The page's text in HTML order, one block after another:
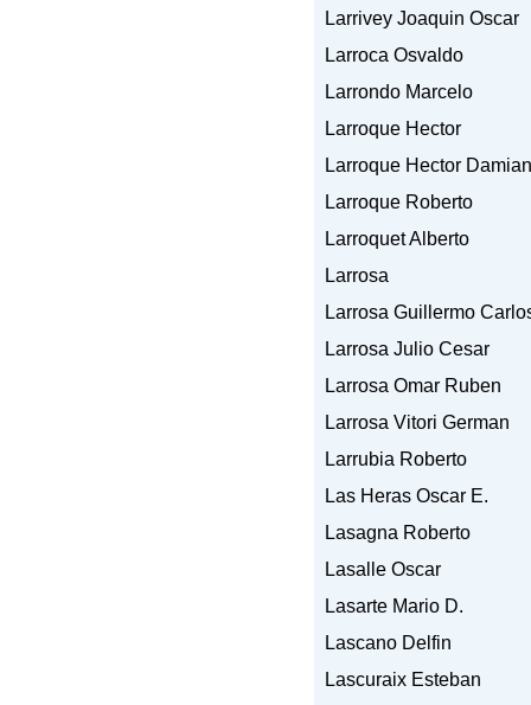
Larrivey Joaquin Oscar
Larroca Osvaldo
Larrondo Marcelo
Larroque Hector
Larroque Hector Damian
Larroque Roberto
Larroquet Alberto
Larrosa
Larrosa Guillermo
Larrosa Julio Cesar
Larrosa Omar Ruben
Larrosa Vitori German
Larrubia Roberto
Las Heras Oscar E.
Lasagna Roberto
Lasalle Oscar
Lasarte Mario D.
Lascano Delfin
Lascuraix Esteban